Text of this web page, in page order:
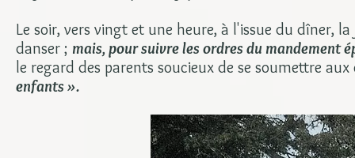
Le soir, vers vingt et une heure, à l'issue du dîner,
danser ; mais, pour suivre les ordres du mandement
le regard des parents soucieux de se soumettre
enfants ».